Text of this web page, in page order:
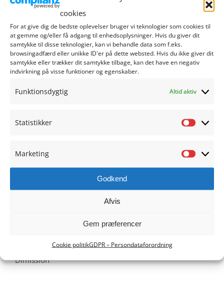
cookies
For at give dig de bedste oplevelser bruger vi teknologier som cookies til
at gemme og/eller få adgang til enhedsoplysninger. Hvis du giver dit
samtykke til disse teknologier, kan vi behandle data som f.eks.
browsingadfærd eller unikke ID'er på dette websted. Hvis du ikke giver dit
samtykke eller trækker dit samtykke tilbage, kan det have en negativ
indvirkning på visse funktioner og egenskaber.
Funktionsdygtig Altid aktiv
Statistikker
Marketing
Godkend
Afvis
Gem præferencer
Cookie politikGDPR – Persondataforordning
Lejrskole
Praktik
Projektopgave
Fælles samlinger/besøg udefra
Dimission